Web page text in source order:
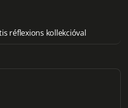
réflexions kollekcióval